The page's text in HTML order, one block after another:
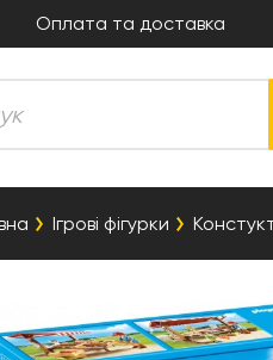
Оплата та доставка
Ігрові фігурки